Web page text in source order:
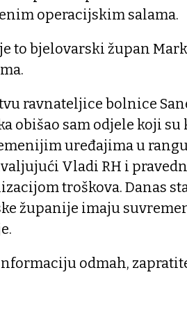
operacijskim salama.
to bjelovarski župan
ravnateljice bolnice
obišao sam odjele koji
uređajima u
Vladi RH i
troškova. Danas
županije imaju
odmah,